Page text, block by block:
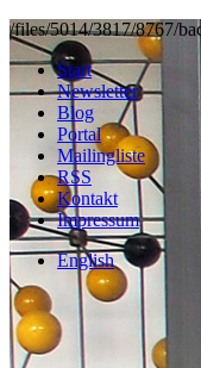
/files/5014/3817/8767/
Start
Newsletter
Blog
Portal
Mailingliste
RSS
Kontakt
Impressum
English